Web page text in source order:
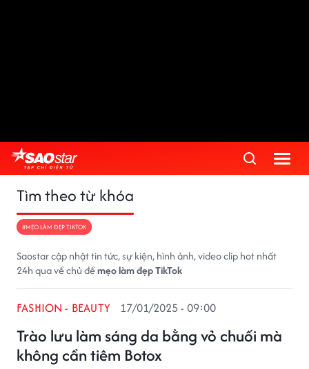
Tìm theo từ khóa
#MẸO LÀM ĐẸP TIKTOK
Saostar cập nhật tin tức, sự kiện, hình ảnh, video clip hot nhất
24h qua về chủ đềmẹo làm đẹp TikTok
Trào lưu làm sáng da bằng vỏ chuối mà
không cần tiêm Botox
FASHION - BEAUTY 17/01/2025 - 09:00